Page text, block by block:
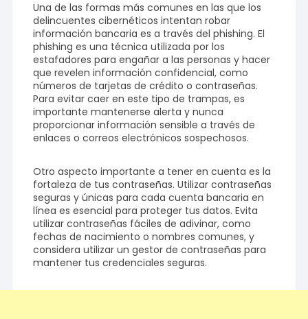
Una de las formas más comunes en las que los
delincuentes cibernéticos intentan robar
información bancaria es a través del phishing. El
phishing es una técnica utilizada por los
estafadores para engañar a las personas y hacer
que revelen información confidencial, como
números de tarjetas de crédito o contraseñas.
Para evitar caer en este tipo de trampas, es
importante mantenerse alerta y nunca
proporcionar información sensible a través de
enlaces o correos electrónicos sospechosos.
Otro aspecto importante a tener en cuenta es la
fortaleza de tus contraseñas. Utilizar contraseñas
seguras y únicas para cada cuenta bancaria en
línea es esencial para proteger tus datos. Evita
utilizar contraseñas fáciles de adivinar, como
fechas de nacimiento o nombres comunes, y
considera utilizar un gestor de contraseñas para
mantener tus credenciales seguras.